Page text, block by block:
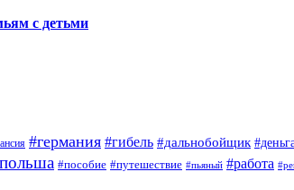
с детьми
#германия #гибель #дальнобойщик
#пособие #путешествие #пьяный #работа